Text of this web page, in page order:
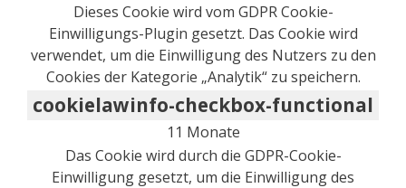
Dieses Cookie wird vom GDPR Cookie-
Einwilligungs-Plugin gesetzt. Das Cookie wird
verwendet, um die Einwilligung des Nutzers zu den
Cookies der Kategorie „Analytik“ zu speichern.
cookielawinfo-checkbox-functional
11 Monate
Das Cookie wird durch die GDPR-Cookie-
Einwilligung gesetzt, um die Einwilligung des